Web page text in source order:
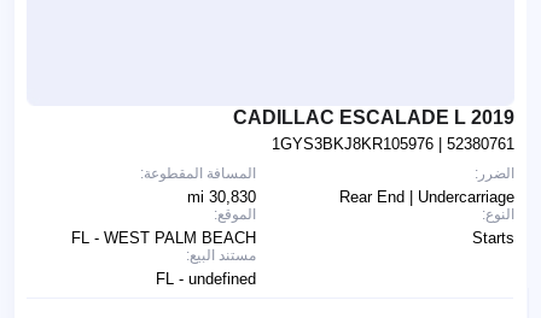
2019 CADILLAC ESCALADE L
1GYS3BKJ8KR105976 | 52380761
المسافة المقطوعة:
30,830 mi
الموقع:
FL - WEST PALM BEACH
مستند البيع:
FL - undefined
الضرر:
Rear End | Undercarriage
النوع:
Starts